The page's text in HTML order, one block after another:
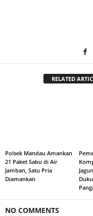
RELATED
Polsek Mandau Amankan
21 Paket Sabu di Air
Jamban, Satu Pria
Diamankan
NO COMMENTS